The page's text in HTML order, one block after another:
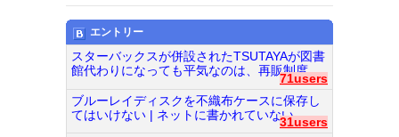
UFO（Facebook）
Anderson Japanese
Information
特撮 プロップス 倉庫
ペンギン貿易
エントリー
スターバックスが併設されたTSUTAYAが図書
館代わりになっても平気なのは、再販制度...
71users
ブルーレイディスクを不織布ケースに保存し
てはいけない | ネットに書かれていない...
31users